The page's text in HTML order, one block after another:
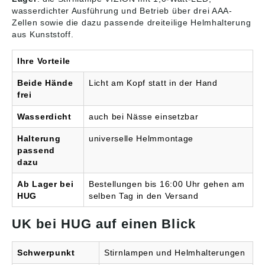
nach ATEX: II 2G Ex ib
IIC T4 / II 2D Ex ibD 21
T 55 °C Lieferung: Im
Blister inklusive
Batterien (3 x AAA).
Angaben gemäß
Produktsicherheitsveror
dnung ((EU) 2023/998):
UKE Underwater
Kinetics Europe GmbH,
Ritterstr. 45 b, 42899
info@uwkinetics.eu
wasserdichter Ausführung und Betrieb über drei AAA-
Zellen sowie die dazu passende dreiteilige Helmhalterung
aus Kunststoff.
Ihre Vorteile
Beide Hände
frei
Licht am Kopf statt in der Hand
Wasserdicht auch bei Nässe einsetzbar
Halterung
passend
dazu
universelle Helmmontage
Ab Lager bei
HUG
Bestellungen bis 16:00 Uhr gehen am
selben Tag in den Versand
UK bei HUG auf einen Blick
Schwerpunkt Stirnlampen und Helmhalterungen